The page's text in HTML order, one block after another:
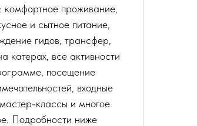
комфортное проживание,
и сытное питание,
гидов, трансфер,
катерах, все активности
посещение
входные
классы и многое
Подробности ниже